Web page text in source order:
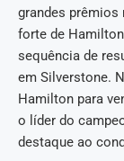
grandes prêmios
forte de
sequência de
em Silverstone.
Hamilton para
o líder do
destaque ao